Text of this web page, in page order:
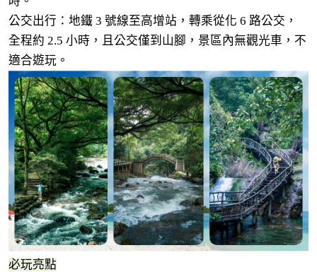
公交出行：地鐵 3 號線至高增站，轉乘從化 6 路公交，
全程約 2.5 小時，且公交僅到山腳，景區內無觀光車，不
適合遊玩。
必玩亮點